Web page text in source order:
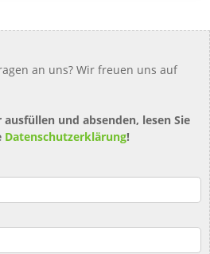
an uns? Wir freuen uns auf
und absenden, lesen Sie
Datenschutzerklärung!